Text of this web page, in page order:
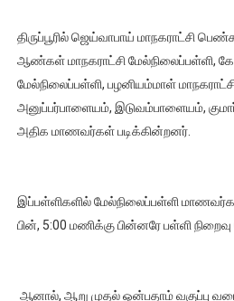
திருப்பூரில் ஜெய்வாபாய் மாநகராட்சி
ஆண்கள் மாநகராட்சி மேல்நிலைப்பள்ளி,
மேல்நிலைப்பள்ளி, பழனியம்மாள்
அனுப்பர்பாளையம், இடுவம்பாளையம்,
அதிக மாணவர்கள் படிக்கின்றனர்.
இப்பள்ளிகளில் மேல்நிலைப்பள்ளி
பின், 5:00 மணிக்கு பின்னரே பள்ளி நிறைவு
ஆனால், ஆறு முதல் ஒன்பதாம் வகுப்பு